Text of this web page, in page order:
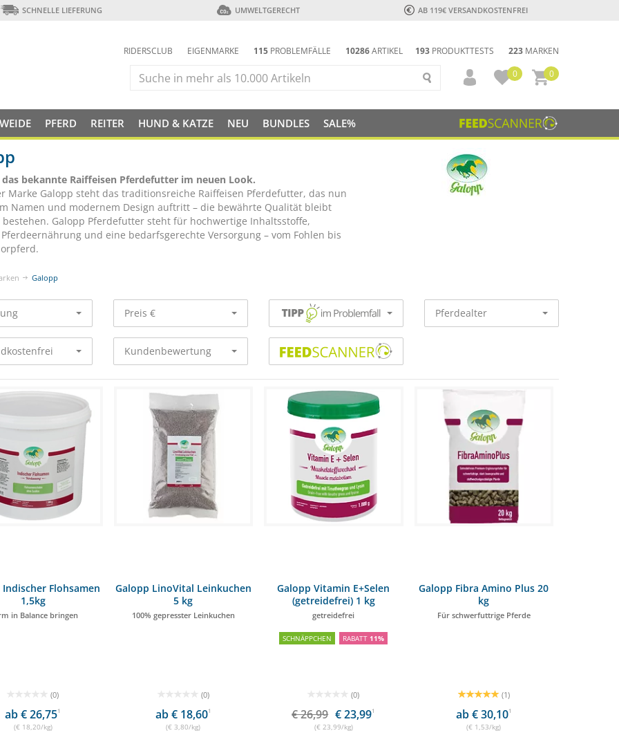
SCHNELLE LIEFERUNG UMWELTGERECHT AB 119€ VERSANDKOSTENFREI
193 PRODUKTTESTS 223 MARKEN
RIDERSCLUB EIGENMARKE 115 PROBLEMFÄLLE 10286ARTIKEL
0
0
PFERD REITER HUND & KATZE NEU BUNDLES SALE%
das bekannte Raiffeisen Pferdefutter im neuen Look.
Marke Galopp steht das traditionsreiche Raiffeisen Pferdefutter, das nun
Namen und modernem Design auftritt – die bewährte Qualität bleibt
Galopp Pferdefutter steht für hochwertige Inhaltsstoffe,
und eine bedarfsgerechte Versorgung – vom Fohlen bis
Galopp
Preis € Pferdealter
Kundenbewertung
Flohsamen
1,5kg
in Balance bringen
(0)
ab € 26,751
(€ 18,20/kg)
Galopp LinoVital Leinkuchen
5 kg
100% gepresster Leinkuchen
(0)
ab € 18,601
(€ 3,80/kg)
Galopp Vitamin E+Selen
(getreidefrei) 1 kg
getreidefrei
SCHNÄPPCHEN RABATT 11%
(0)
€ 26,99 € 23,991
(€ 23,99/kg)
Galopp Fibra Amino Plus 20
kg
Für schwerfuttrige Pferde
(1)
ab € 30,101
(€ 1,53/kg)